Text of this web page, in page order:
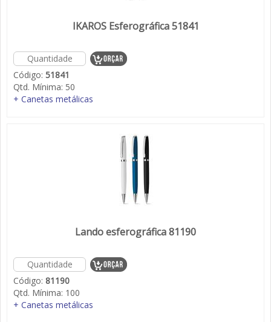
IKAROS Esferográfica 51841
Código: 51841
Qtd. Mínima: 50
+ Canetas metálicas
Lando esferográfica 81190
Código: 81190
Qtd. Mínima: 100
+ Canetas metálicas